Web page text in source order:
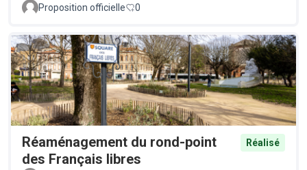
Proposition officielle 0
Réaménagement du rond-point
des Français libres
Réalisé